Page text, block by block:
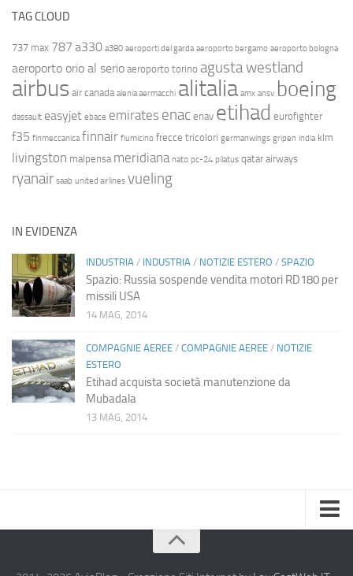
TAG CLOUD
737 max 787 a330 a380 aeroporti del garda aeroporto bergamo aeroporto bologna
aeroporto orio al serio aeroporto torino agusta westland
airbus air canada alenia aermacchi alitalia amx ansv boeing
dassault easyjet ebace emirates enac enav etihad eurofighter
f35 finmeccanica finnair fiumicino frecce tricolori germanwings gripen india klm
livingston malpensa meridiana nato pc-24 pilatus qatar airways
ryanair saab united airlines vueling
IN EVIDENZA
INDUSTRIA / INDUSTRIA / NOTIZIE ESTERO / SPAZIO
Spazio: Russia sospende vendita motori RD180 per
missili USA
14 MAG, 2014
COMPAGNIE AEREE / COMPAGNIE AEREE / NOTIZIE
ESTERO
Etihad acquista società manutenzione da
Mubadala
13 MAG, 2014